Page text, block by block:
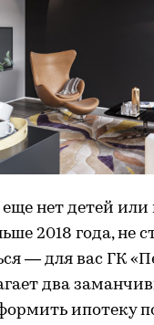
еще нет детей
2018 года, не
— для вас ГК
два
ипотеку